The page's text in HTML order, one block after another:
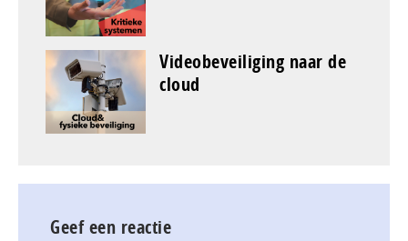
Videobeveiliging naar de
cloud
Geef een reactie